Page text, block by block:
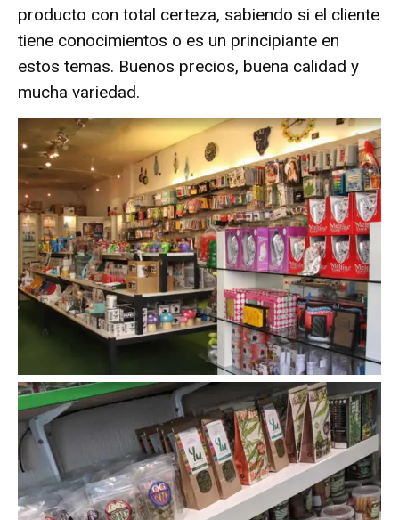
producto con total certeza, sabiendo si el cliente
tiene conocimientos o es un principiante en
estos temas. Buenos precios, buena calidad y
mucha variedad.